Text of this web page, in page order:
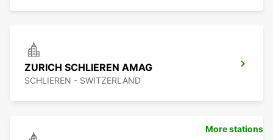
ZURICH SCHLIEREN AMAG
SCHLIEREN - SWITZERLAND
More stations